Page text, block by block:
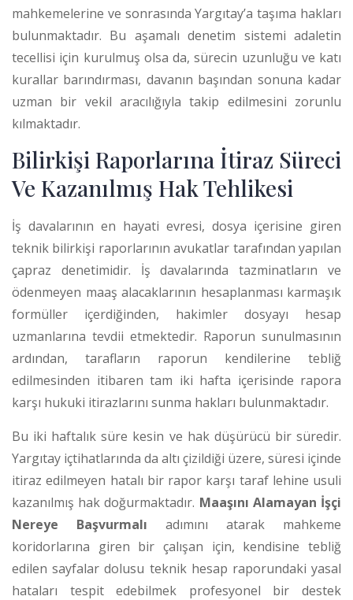
mahkemelerine ve sonrasında Yargıtay’a taşıma hakları
bulunmaktadır. Bu aşamalı denetim sistemi adaletin
tecellisi için kurulmuş olsa da, sürecin uzunluğu ve katı
kurallar barındırması, davanın başından sonuna kadar
uzman bir vekil aracılığıyla takip edilmesini zorunlu
kılmaktadır.
Bilirkişi Raporlarına İtiraz Süreci
Ve Kazanılmış Hak Tehlikesi
İş davalarının en hayati evresi, dosya içerisine giren
teknik bilirkişi raporlarının avukatlar tarafından yapılan
çapraz denetimidir. İş davalarında tazminatların ve
ödenmeyen maaş alacaklarının hesaplanması karmaşık
formüller içerdiğinden, hakimler dosyayı hesap
uzmanlarına tevdii etmektedir. Raporun sunulmasının
ardından, tarafların raporun kendilerine tebliğ
edilmesinden itibaren tam iki hafta içerisinde rapora
karşı hukuki itirazlarını sunma hakları bulunmaktadır.
Bu iki haftalık süre kesin ve hak düşürücü bir süredir.
Yargıtay içtihatlarında da altı çizildiği üzere, süresi içinde
itiraz edilmeyen hatalı bir rapor karşı taraf lehine usuli
kazanılmış hak doğurmaktadır. Maaşını Alamayan İşçi
Nereye Başvurmalı adımını atarak mahkeme
koridorlarına giren bir çalışan için, kendisine tebliğ
edilen sayfalar dolusu teknik hesap raporundaki yasal
hataları tespit edebilmek profesyonel bir destek